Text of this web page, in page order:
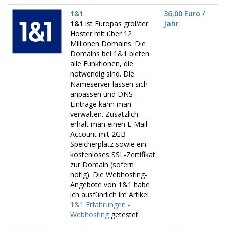
1&1
1&1 ist Europas größter
Hoster mit über 12
Millionen Domains. Die
Domains bei 1&1 bieten
alle Funktionen, die
notwendig sind. Die
Nameserver lassen sich
anpassen und DNS-
Einträge kann man
verwalten. Zusätzlich
erhält man einen E-Mail
Account mit 2GB
Speicherplatz sowie ein
kostenloses SSL-Zertifikat
zur Domain (sofern
nötig). Die Webhosting-
Angebote von 1&1 habe
ich ausführlich im Artikel
1&1 Erfahrungen -
Webhosting getestet.
36,00 Euro /
Jahr